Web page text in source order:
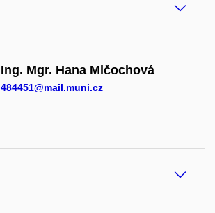
Ing. Mgr. Hana Mlčochová
484451@mail.muni.cz